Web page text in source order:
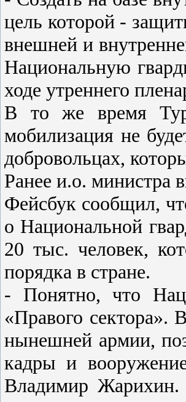
цель которой -
внешней и
Национальную
ходе утреннего
В то же время
мобилизация не
добровольцах,
Ранее и.о. министра
Фейсбук сообщил,
о Национальной
20 тыс. человек,
порядка в стране.
- Понятно, что
«Правого сектора».
нынешней армии,
кадры и
Владимир Жарихин.